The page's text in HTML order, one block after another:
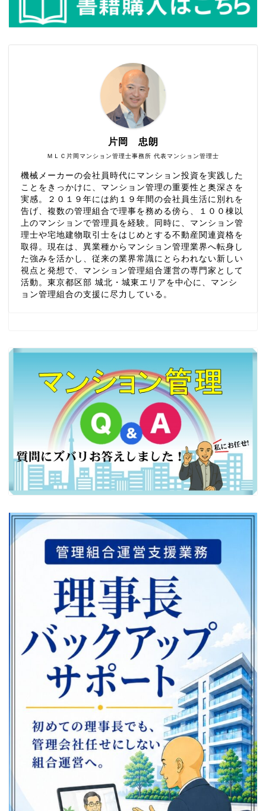
ＭＬＣ片岡マンション管理士事務所 代表マンション管理士
片岡 忠朗
機械メーカーの会社員時代にマンション投資を実践した
ことをきっかけに、マンション管理の重要性と奥深さを
実感。２０１９年には約１９年間の会社員生活に別れを
告げ、複数の管理組合で理事を務める傍ら、１００棟以
上のマンションで管理員を経験。同時に、マンション管
理士や宅地建物取引士をはじめとする不動産関連資格を
取得。現在は、異業種からマンション管理業界へ転身し
た強みを活かし、従来の業界常識にとらわれない新しい
視点と発想で、マンション管理組合運営の専門家として
活動。東京都区部 城北・城東エリアを中心に、マンシ
ョン管理組合の支援に尽力している。